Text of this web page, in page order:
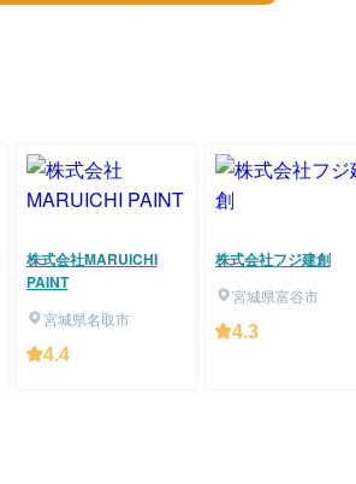
株式会社MARUICHI
PAINT
宮城県名取市
4.4
株式会社フジ建創
宮城県富谷市
4.3